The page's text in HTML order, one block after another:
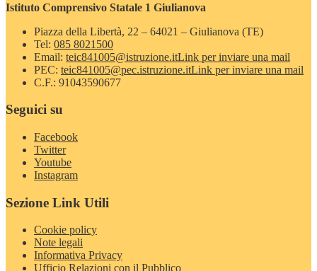
Istituto Comprensivo Statale 1 Giulianova
Piazza della Libertà, 22 – 64021 – Giulianova (TE)
Tel: 085 8021500
Email: teic841005@istruzione.itLink per inviare una mail
PEC: teic841005@pec.istruzione.itLink per inviare una mail
C.F.: 91043590677
Seguici su
Facebook
Twitter
Youtube
Instagram
Sezione Link Utili
Cookie policy
Note legali
Informativa Privacy
Ufficio Relazioni con il Pubblico